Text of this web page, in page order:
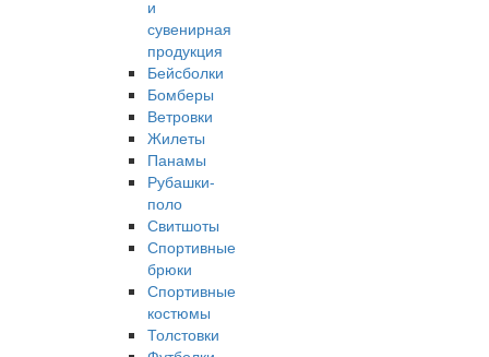
и
сувенирная
продукция
Бейсболки
Бомберы
Ветровки
Жилеты
Панамы
Рубашки-
поло
Свитшоты
Спортивные
брюки
Спортивные
костюмы
Толстовки